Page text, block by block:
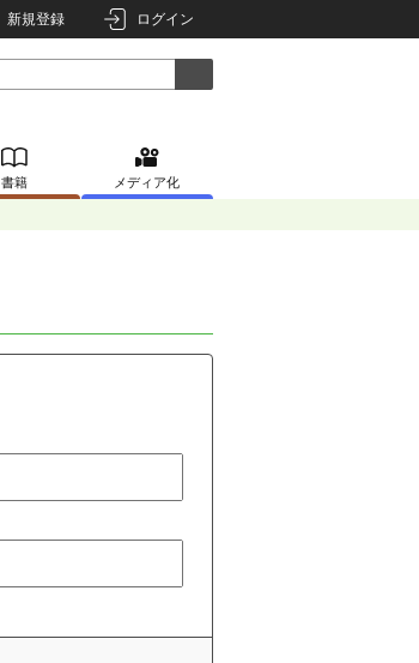
新規登録 ログイン
書籍 メディア化